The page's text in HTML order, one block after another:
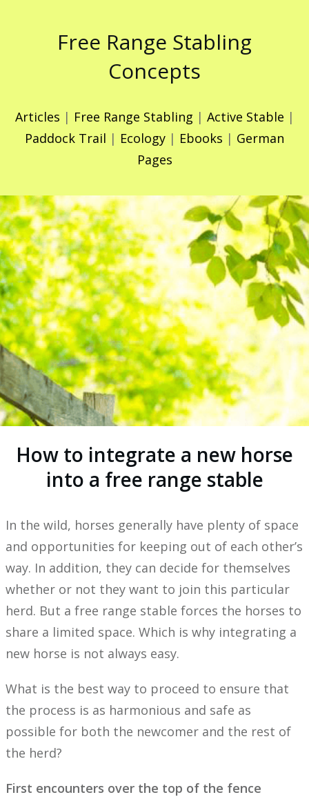
Free Range Stabling
Concepts
Articles | Free Range Stabling | Active Stable |
Paddock Trail | Ecology | Ebooks | German
Pages
How to integrate a new horse
into a free range stable
In the wild, horses generally have plenty of space
and opportunities for keeping out of each other’s
way. In addition, they can decide for themselves
whether or not they want to join this particular
herd. But a free range stable forces the horses to
share a limited space. Which is why integrating a
new horse is not always easy.
What is the best way to proceed to ensure that
the process is as harmonious and safe as
possible for both the newcomer and the rest of
the herd?
First encounters over the top of the fence